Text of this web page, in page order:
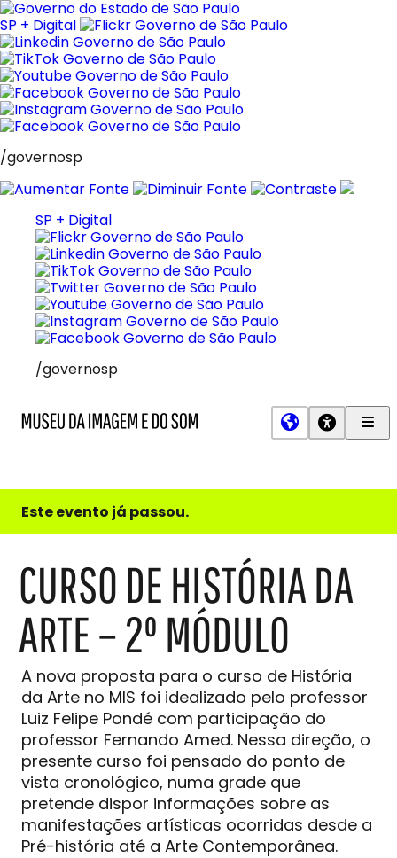
Pular
para
o
conteúdo
SP + Digital
/governosp
SP + Digital
/governosp
e
do
Este evento já passou.
CURSO DE HISTÓRIA DA
ARTE – 2º MÓDULO
A nova proposta para o curso de História
da Arte no MIS foi idealizado pelo professor
Luiz Felipe Pondé com participação do
professor Fernando Amed. Nessa direção, o
presente curso foi pensado do ponto de
vista cronológico, numa grade que
pretende dispor informações sobre as
manifestações artísticas ocorridas desde a
Pré-história até a Arte Contemporânea.